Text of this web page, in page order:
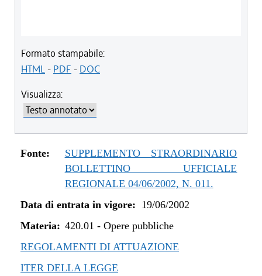
Formato stampabile:
HTML- PDF - DOC
Visualizza:
Fonte:
SUPPLEMENTO STRAORDINARIO
BOLLETTINO UFFICIALE
REGIONALE 04/06/2002, N. 011.
Data di entrata in vigore: 19/06/2002
Materia: 420.01 - Opere pubbliche
REGOLAMENTI DI ATTUAZIONE
ITER DELLA LEGGE